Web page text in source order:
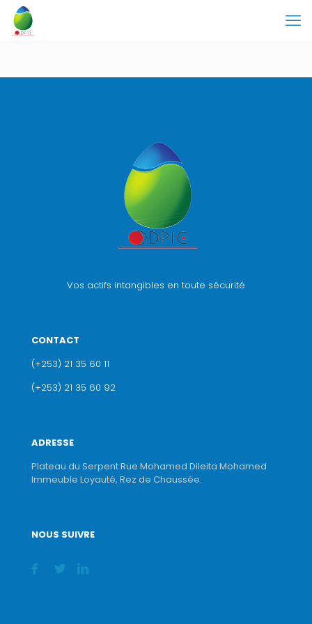
Vos actifs intangibles en toute sécurité
CONTACT
(+253) 21 35 60 11
(+253) 21 35 60 92
ADRESSE
Plateau du Serpent Rue Mohamed Dileita Mohamed
Immeuble Loyauté, Rez de Chaussée.
NOUS SUIVRE